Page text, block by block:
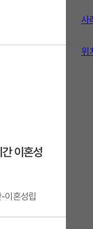
사
위
이혼성
이혼성립